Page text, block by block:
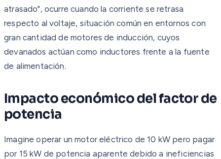
atrasado", ocurre cuando la corriente se retrasa
respecto al voltaje, situación común en entornos con
gran cantidad de motores de inducción, cuyos
devanados actúan como inductores frente a la fuente
de alimentación.
Impacto económico del factor de
potencia
Imagine operar un motor eléctrico de 10 kW pero pagar
por 15 kW de potencia aparente debido a ineficiencias